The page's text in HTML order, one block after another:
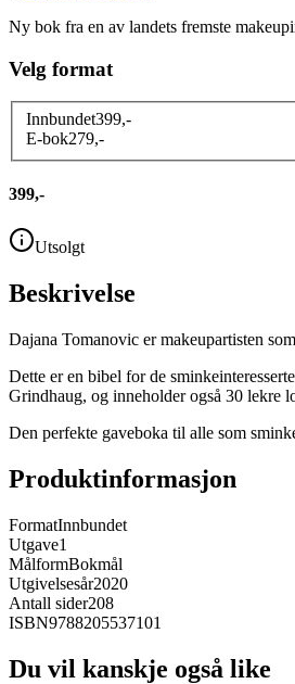
Ny bok fra en av landets fremste
Velg format
Innbundet399,-
E-bok279,-
399,-
Utsolgt
Beskrivelse
Dajana Tomanovic er makeupartisten
Dette er en bibel for de
Grindhaug, og inneholder også 30 lekre
Den perfekte gaveboka til alle som
Produktinformasjon
FormatInnbundet
Utgave1
MålformBokmål
Utgivelsesår2020
Antall sider208
ISBN9788205537101
Du vil kanskje også like